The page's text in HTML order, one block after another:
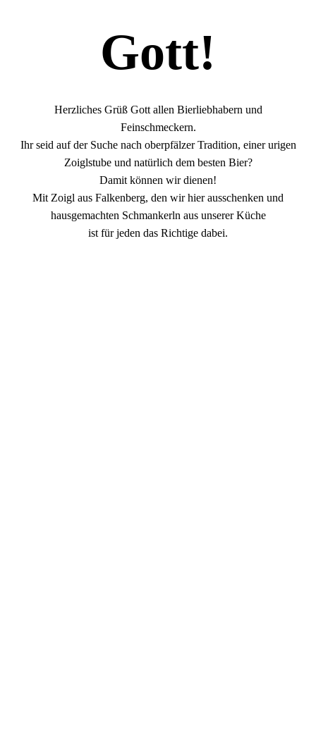
Gott!
Herzliches Grüß Gott allen Bierliebhabern und
Feinschmeckern.
Ihr seid auf der Suche nach oberpfälzer Tradition, einer urigen
Zoiglstube und natürlich dem besten Bier?
Damit können wir dienen!
Mit Zoigl aus Falkenberg, den wir hier ausschenken und
hausgemachten Schmankerln aus unserer Küche
ist für jeden das Richtige dabei.